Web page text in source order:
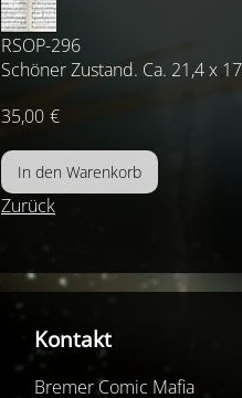
RSOP-296
Schöner Zustand. Ca. 21,4 x
35,00 €
Zurück
Kontakt
Bremer Comic Mafia